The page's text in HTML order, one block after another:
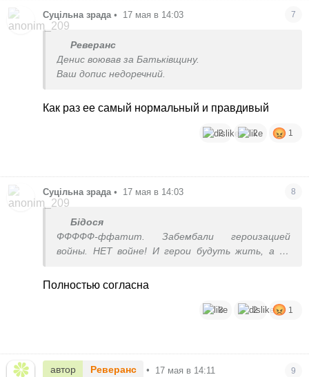
Суцільна зрада • 17 мая в 14:03 7
Реверанс
Денис воював за Батьківщину.
Ваш допис недоречний.
Как раз ее самый нормальный и правдивый
2 2 1
Суцільна зрада • 17 мая в 14:03 8
Бідося
ФФФФФ-ффатит. Забембали героизацией
войны. НЕТ войне! И герои будуть жить, а не
Полностью согласна
3 2 1
автор Реверанс • 17 мая в 14:11 9